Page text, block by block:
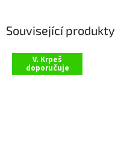
Související produkty
V. Krpeš
doporučuje